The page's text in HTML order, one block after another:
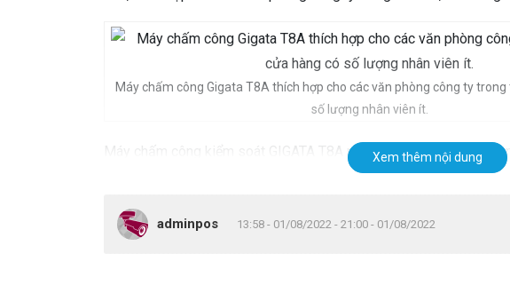
Máy chấm công Gigata T8A thích hợp cho các văn phòng công ty
số lượng nhân viên ít.
Máy chấm công kiểm soát GIGATA T8A nổi bật bởi thiết kế nhỏ
Đặc biệt máy sử dụng phần mềm mitaco bằng tiếng Việt, rất
Máy chấm công Gigata T8A Có Gì Đặc
Xem thêm nội dung
adminpos 13:58 - 01/08/2022 - 21:00 - 01/08/2022